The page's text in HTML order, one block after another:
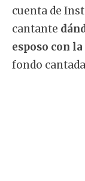
cuenta de
cantante
esposo con
fondo